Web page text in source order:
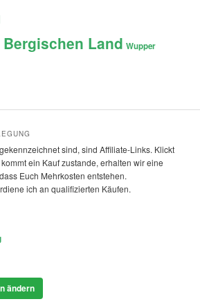
Land Wupper
gekennzeichnet sind, sind Affiliate-Links. Klickt
ein Kauf zustande, erhalten wir eine
Euch Mehrkosten entstehen.
ich an qualifizierten Käufen.
ändern